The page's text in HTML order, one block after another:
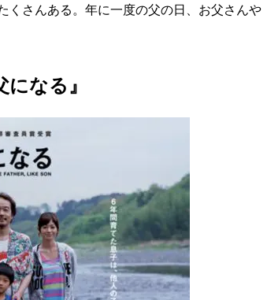
くさんある。年に一度の父の日、お父さんや
なる』